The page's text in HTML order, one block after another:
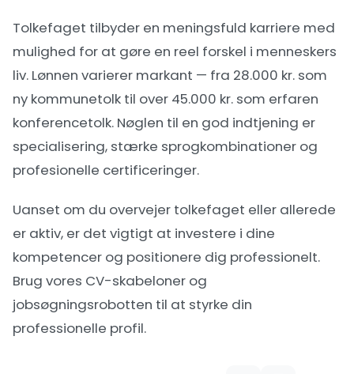
Tolkefaget tilbyder en meningsfuld karriere med
mulighed for at gøre en reel forskel i menneskers
liv. Lønnen varierer markant — fra 28.000 kr. som
ny kommunetolk til over 45.000 kr. som erfaren
konferencetolk. Nøglen til en god indtjening er
specialisering, stærke sprogkombinationer og
profesionelle certificeringer.
Uanset om du overvejer tolkefaget eller allerede
er aktiv, er det vigtigt at investere i dine
kompetencer og positionere dig professionelt.
Brug vores CV-skabeloner og
jobsøgningsrobotten til at styrke din
professionelle profil.